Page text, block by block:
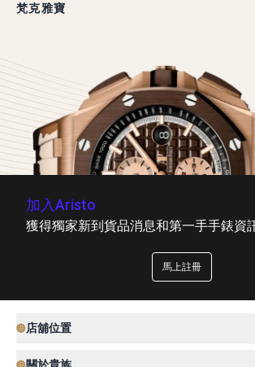
梵克雅寶
加入Aristo
獲得獨家新到貨品消息和第一手手錶資
馬上註冊
店舖位置
關於貴族